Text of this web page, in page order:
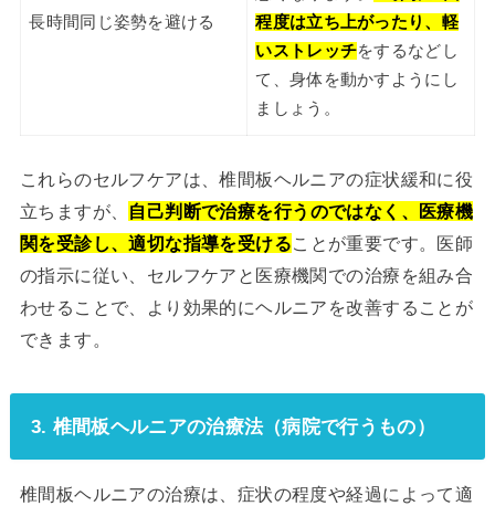
長時間同じ姿勢を避ける
程度は立ち上がったり、軽
いストレッチをするなどし
て、身体を動かすようにし
ましょう。
これらのセルフケアは、椎間板ヘルニアの症状緩和に役
立ちますが、 自己判断で治療を行うのではなく、医療機
関を受診し、適切な指導を受けることが重要です。医師
の指示に従い、セルフケアと医療機関での治療を組み合
わせることで、より効果的にヘルニアを改善することが
できます。
3. 椎間板ヘルニアの治療法（病院で行うもの）
椎間板ヘルニアの治療は、症状の程度や経過によって適